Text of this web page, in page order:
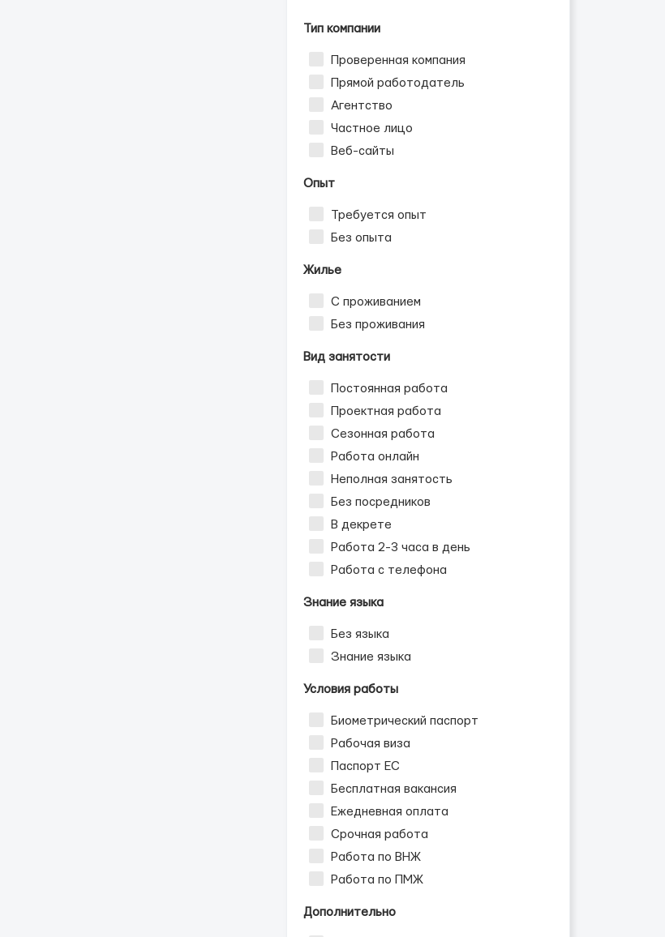
Тип компании
Проверенная компания
Прямой работодатель
Агентство
Частное лицо
Веб-сайты
Опыт
Требуется опыт
Без опыта
Жилье
С проживанием
Без проживания
Вид занятости
Постоянная работа
Проектная работа
Сезонная работа
Работа онлайн
Неполная занятость
Без посредников
В декрете
Работа 2-3 часа в день
Работа с телефона
Знание языка
Без языка
Знание языка
Условия работы
Биометрический паспорт
Рабочая виза
Паспорт ЕС
Бесплатная вакансия
Ежедневная оплата
Срочная работа
Работа по ВНЖ
Работа по ПМЖ
Дополнительно